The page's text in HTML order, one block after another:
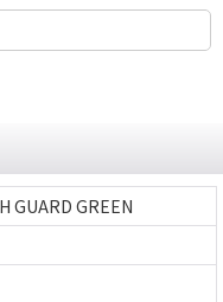
GUARD GREEN